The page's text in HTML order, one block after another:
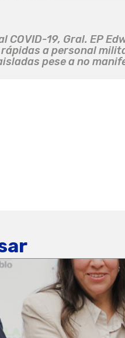
COVID-19, Gral. EP
a personal
pese a no